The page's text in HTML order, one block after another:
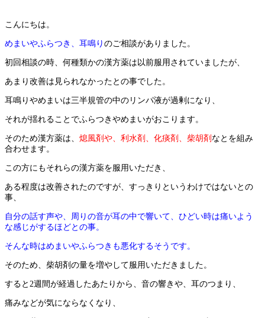
こんにちは。
めまいやふらつき、耳鳴り のご相談がありました。
初回相談の時、何種類かの漢方薬は以前服用されていましたが、
あまり改善は見られなかったとの事でした。
耳鳴りやめまいは三半規管の中のリンパ液が過剰になり、
それが揺れることでふらつきやめまいがおこります。
そのため漢方薬は、 熄風剤や、利水剤、化痰剤、柴胡剤 なとを組み
合わせます。
この方にもそれらの漢方薬を服用いただき、
ある程度は改善されたのですが、すっきりというわけではないとの
事、
自分の話す声や、周りの音が耳の中で響いて、ひどい時は痛いよう
な感じがするほどとの事。
そんな時はめまいやふらつきも悪化するそうです。
そのため、柴胡剤の量を増やして服用いただきました。
すると2週間が経過したあたりから、音の響きや、耳のつまり、
痛みなどが気にならなくなり、